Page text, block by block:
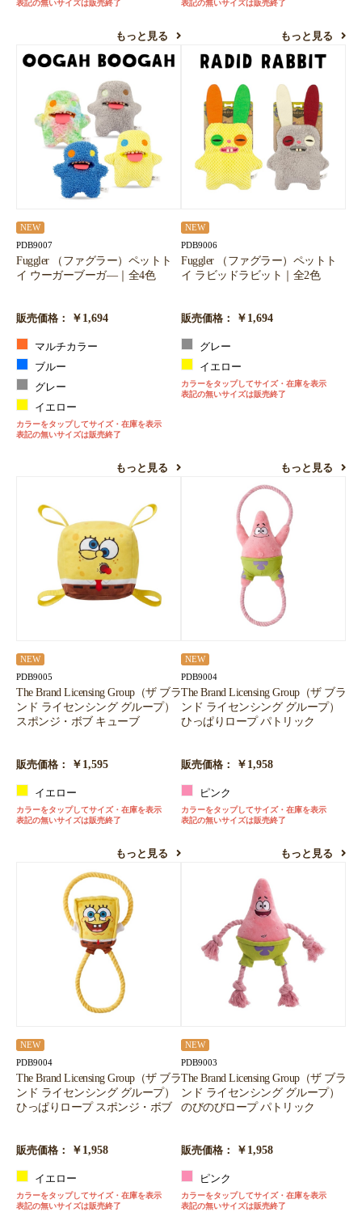
表記の無いサイズは販売終了
もっと見る
表記の無いサイズは販売終了
もっと見る
NEW
PDB9007
Fuggler （ファグラー）ペットト
イ ウーガーブーガ―｜全4色
販売価格： ￥1,694
マルチカラー
ブルー
グレー
イエロー
カラーをタップしてサイズ・在庫を表示
表記の無いサイズは販売終了
もっと見る
NEW
PDB9006
Fuggler （ファグラー）ペットト
イ ラビッドラビット｜全2色
販売価格： ￥1,694
グレー
イエロー
カラーをタップしてサイズ・在庫を表示
表記の無いサイズは販売終了
もっと見る
NEW
PDB9005
The Brand Licensing Group（ザ ブラ
ンド ライセンシング グループ）
スポンジ・ボブ キューブ
販売価格： ￥1,595
イエロー
カラーをタップしてサイズ・在庫を表示
表記の無いサイズは販売終了
もっと見る
NEW
PDB9004
The Brand Licensing Group（ザ ブラ
ンド ライセンシング グループ）
ひっぱりロープ パトリック
販売価格： ￥1,958
ピンク
カラーをタップしてサイズ・在庫を表示
表記の無いサイズは販売終了
もっと見る
NEW
PDB9004
The Brand Licensing Group（ザ ブラ
ンド ライセンシング グループ）
ひっぱりロープ スポンジ・ボブ
販売価格： ￥1,958
イエロー
カラーをタップしてサイズ・在庫を表示
表記の無いサイズは販売終了
NEW
PDB9003
The Brand Licensing Group（ザ ブラ
ンド ライセンシング グループ）
のびのびロープ パトリック
販売価格： ￥1,958
ピンク
カラーをタップしてサイズ・在庫を表示
表記の無いサイズは販売終了